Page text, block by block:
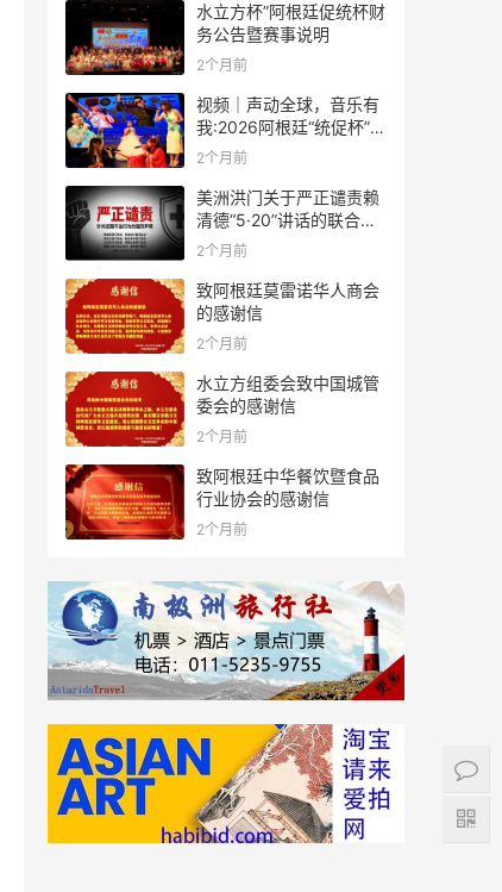
水立方杯”阿根廷促统杯财
务公告暨赛事说明
2个月前
视频｜声动全球，音乐有
我:2026阿根廷“统促杯”水
立方中文歌曲大赛总决赛
2个月前
美洲洪门关于严正谴责赖
清德“5·20”讲话的联合声
明
2个月前
致阿根廷莫雷诺华人商会
的感谢信
2个月前
水立方组委会致中国城管
委会的感谢信
2个月前
致阿根廷中华餐饮暨食品
行业协会的感谢信
2个月前